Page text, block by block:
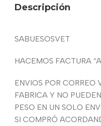
Descripción
SABUESOSVET
HACEMOS FACTURA
ENVIOS POR CORREO
FABRICA Y NO
PESO EN UN SOLO
SI COMPRÓ